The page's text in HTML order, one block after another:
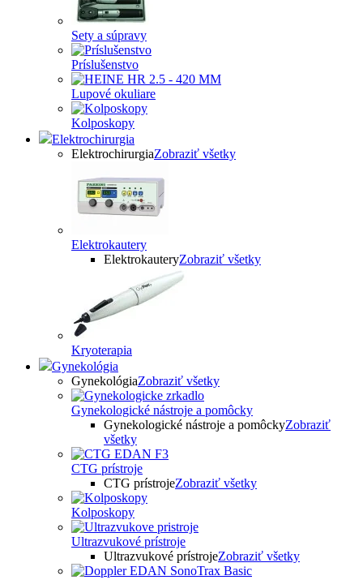
Sety a súpravy
Príslušenstvo
Lupové okuliare
Kolposkopy
Elektrochirurgia
ElektrochirurgiaZobraziť všetky
Elektrokautery
ElektrokauteryZobraziť všetky
Kryoterapia
Gynekológia
GynekológiaZobraziť všetky
Gynekologické nástroje a pomôcky
Gynekologické nástroje a pomôckyZobraziť
všetky
CTG prístroje
CTG prístrojeZobraziť všetky
Kolposkopy
Ultrazvukové prístroje
Ultrazvukové prístrojeZobraziť všetky